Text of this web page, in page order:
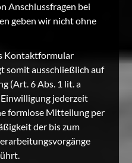
Anschlussfragen bei
geben wir nicht ohne
Kontaktformular
somit ausschließlich auf
(Art. 6 Abs. 1 lit. a
Einwilligung jederzeit
formlose Mitteilung per
der bis zum